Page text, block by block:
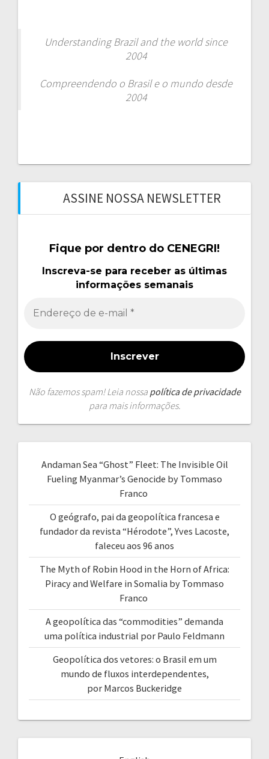
Understanding Brazil and the world since
2004
Compreendendo o Brasil e o mundo desde
2004
ASSINE NOSSA NEWSLETTER
Fique por dentro do CENEGRI!
Inscreva-se para receber as últimas
informações semanais
Não fazemos spam! Leia nossa política de privacidade
para mais informações.
Andaman Sea “Ghost” Fleet: The Invisible Oil
Fueling Myanmar’s Genocide by Tommaso
Franco
O geógrafo, pai da geopolítica francesa e
fundador da revista “Hérodote”, Yves Lacoste,
faleceu aos 96 anos
The Myth of Robin Hood in the Horn of Africa:
Piracy and Welfare in Somalia by Tommaso
Franco
A geopolítica das “commodities” demanda
uma política industrial por Paulo Feldmann
Geopolítica dos vetores: o Brasil em um
mundo de fluxos interdependentes,
por Marcos Buckeridge